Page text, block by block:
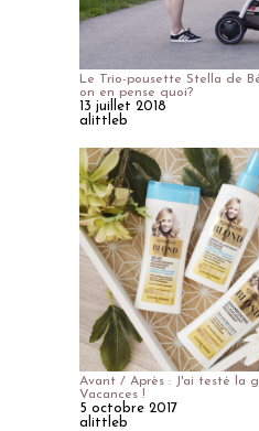
Le Trio-pousette Stella de
on en pense quoi?
13 juillet 2018
alittleb
Avant / Après : J'ai testé la
Vacances !
5 octobre 2017
alittleb